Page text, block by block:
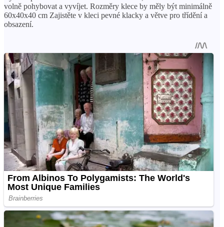
volně pohybovat a vyvíjet. Rozměry klece by měly být minimálně
60x40x40 cm Zajistěte v kleci pevné klacky a větve pro třídění a
obsazení.